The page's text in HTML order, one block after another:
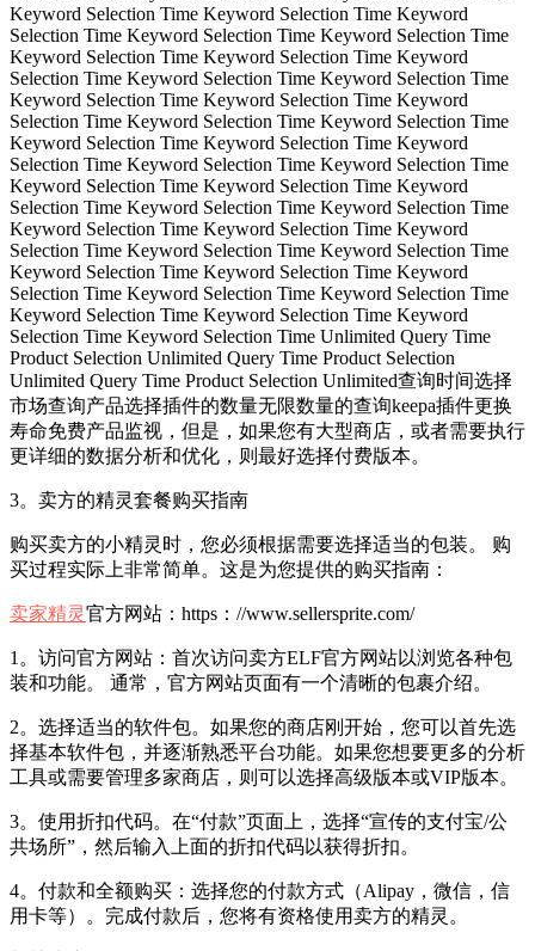
Keyword Selection Time Keyword Selection Time Keyword
Selection Time Keyword Selection Time Keyword Selection Time
Keyword Selection Time Keyword Selection Time Keyword
Selection Time Keyword Selection Time Keyword Selection Time
Keyword Selection Time Keyword Selection Time Keyword
Selection Time Keyword Selection Time Keyword Selection Time
Keyword Selection Time Keyword Selection Time Keyword
Selection Time Keyword Selection Time Keyword Selection Time
Keyword Selection Time Keyword Selection Time Keyword
Selection Time Keyword Selection Time Keyword Selection Time
Keyword Selection Time Keyword Selection Time Keyword
Selection Time Keyword Selection Time Keyword Selection Time
Keyword Selection Time Keyword Selection Time Keyword
Selection Time Keyword Selection Time Keyword Selection Time
Keyword Selection Time Keyword Selection Time Keyword
Selection Time Keyword Selection Time Unlimited Query Time
Product Selection Unlimited Query Time Product Selection
Unlimited Query Time Product Selection Unlimited查询时间选择
市场查询产品选择插件的数量无限数量的查询keepa插件更换
寿命免费产品监视，但是，如果您有大型商店，或者需要执行
更详细的数据分析和优化，则最好选择付费版本。
3。卖方的精灵套餐购买指南
购买卖方的小精灵时，您必须根据需要选择适当的包装。 购
买过程实际上非常简单。这是为您提供的购买指南：
卖家精灵官方网站：https：//www.sellersprite.com/
1。访问官方网站：首次访问卖方ELF官方网站以浏览各种包
装和功能。 通常，官方网站页面有一个清晰的包裹介绍。
2。选择适当的软件包。如果您的商店刚开始，您可以首先选
择基本软件包，并逐渐熟悉平台功能。如果您想要更多的分析
工具或需要管理多家商店，则可以选择高级版本或VIP版本。
3。使用折扣代码。在“付款”页面上，选择“宣传的支付宝/公
共场所”，然后输入上面的折扣代码以获得折扣。
4。付款和全额购买：选择您的付款方式（Alipay，微信，信
用卡等）。完成付款后，您将有资格使用卖方的精灵。